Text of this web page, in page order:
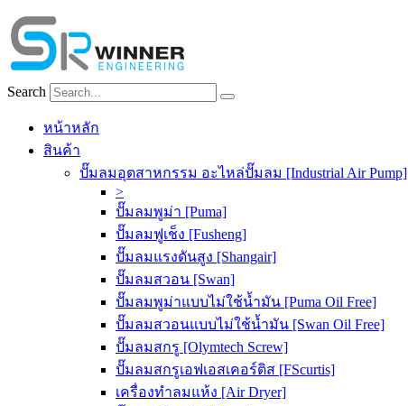
Skip
to
content
Search
หน้าหลัก
สินค้า
ปั๊มลมอุตสาหกรรม อะไหล่ปั๊มลม [Industrial Air Pump]
>
ปั๊มลมพูม่า [Puma]
ปั๊มลมฟูเช็ง [Fusheng]
ปั๊มลมแรงดันสูง [Shangair]
ปั๊มลมสวอน [Swan]
ปั๊มลมพูม่าแบบไม่ใช้น้ำมัน [Puma Oil Free]
ปั๊มลมสวอนแบบไม่ใช้น้ำมัน [Swan Oil Free]
ปั๊มลมสกรู [Olymtech Screw]
ปั๊มลมสกรูเอฟเอสเคอร์ติส [FScurtis]
เครื่องทำลมแห้ง [Air Dryer]